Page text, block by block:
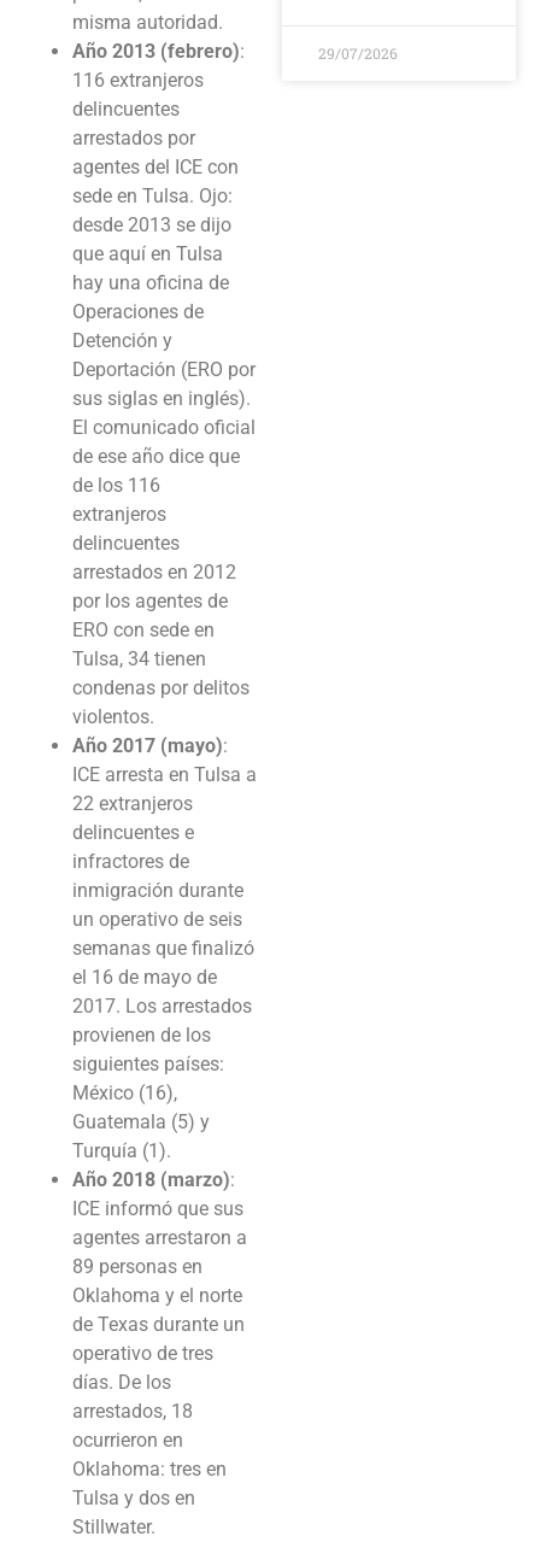
misma autoridad.
Año 2013 (febrero):
116 extranjeros
delincuentes
arrestados por
agentes del ICE con
sede en Tulsa. Ojo:
desde 2013 se dijo
que aquí en Tulsa
hay una oficina de
Operaciones de
Detención y
Deportación (ERO por
sus siglas en inglés).
El comunicado oficial
de ese año dice que
de los 116
extranjeros
delincuentes
arrestados en 2012
por los agentes de
ERO con sede en
Tulsa, 34 tienen
condenas por delitos
violentos.
Año 2017 (mayo):
ICE arresta en Tulsa a
22 extranjeros
delincuentes e
infractores de
inmigración durante
un operativo de seis
semanas que finalizó
el 16 de mayo de
2017. Los arrestados
provienen de los
siguientes países:
México (16),
Guatemala (5) y
Turquía (1).
Año 2018 (marzo):
ICE informó que sus
agentes arrestaron a
89 personas en
Oklahoma y el norte
de Texas durante un
operativo de tres
días. De los
arrestados, 18
ocurrieron en
Oklahoma: tres en
Tulsa y dos en
Stillwater.
29/07/2026